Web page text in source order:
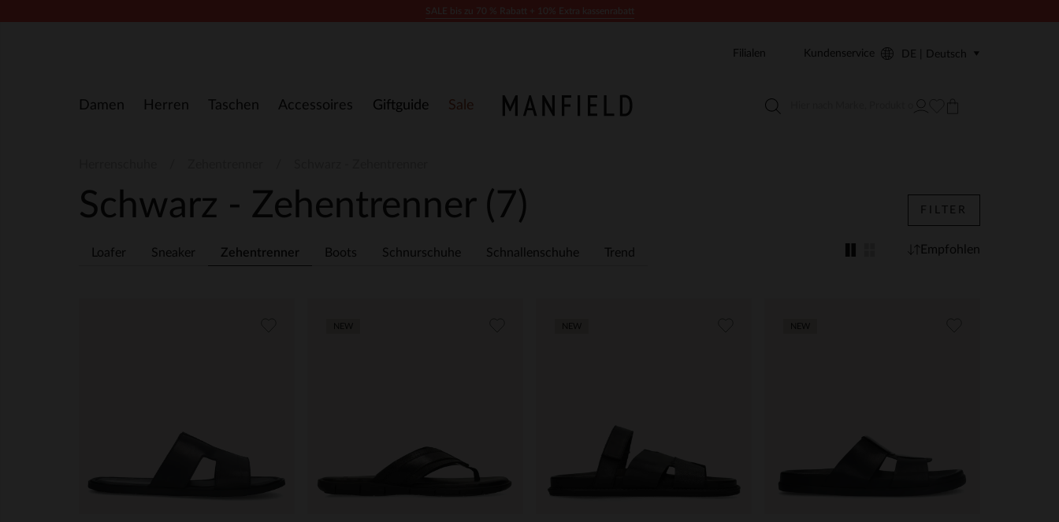
Damen Herren Taschen Accessoires Giftguide Sale
Filialen Kundenservice DE | Deutsch
Schwarz - Zehentrenner (7)
Loafer Sneaker Zehentrenner Boots Schnurschuhe Schnallenschuhe Trend
FILTER
Empfohlen